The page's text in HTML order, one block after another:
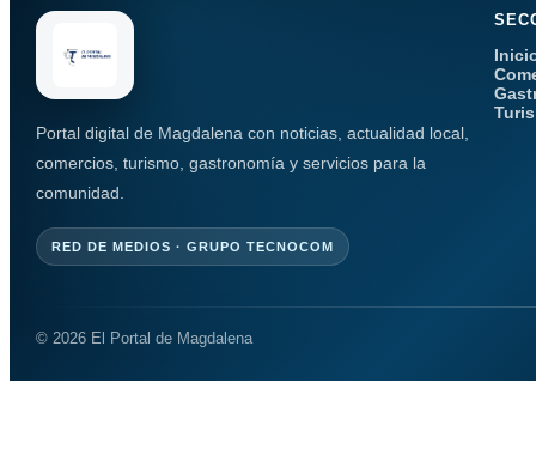
Portal digital de Magdalena con noticias, actualidad local,
comercios, turismo, gastronomía y servicios para la
comunidad.
RED DE MEDIOS · GRUPO TECNOCOM
© 2026 El Portal de Magdalena